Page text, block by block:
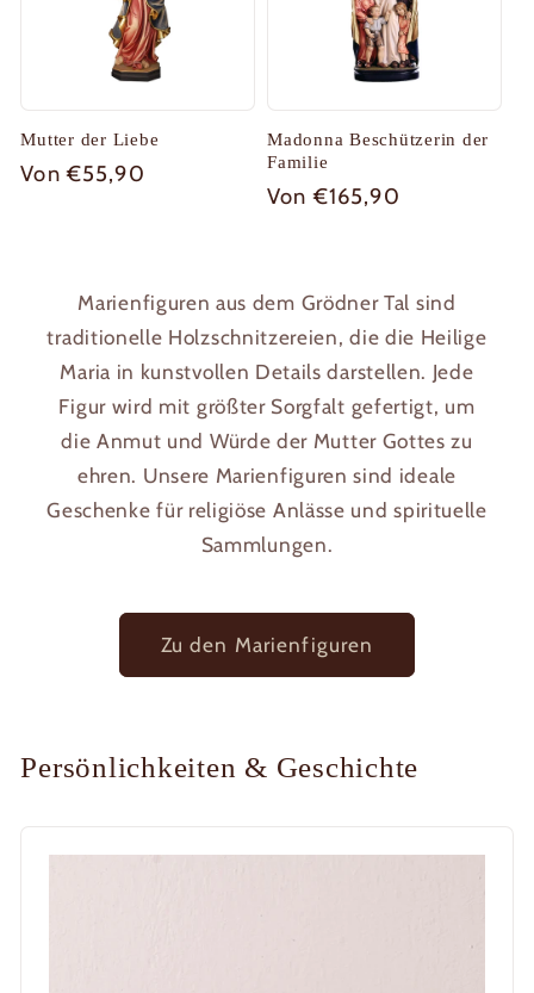
Mutter der Liebe
Normaler
Von €55,90
Madonna Beschützerin der
Familie
Normaler
Von €165,90
Marienfiguren aus dem Grödner Tal sind
traditionelle Holzschnitzereien, die die Heilige
Maria in kunstvollen Details darstellen. Jede
Figur wird mit größter Sorgfalt gefertigt, um
die Anmut und Würde der Mutter Gottes zu
ehren. Unsere Marienfiguren sind ideale
Geschenke für religiöse Anlässe und spirituelle
Sammlungen.
Zu den Marienfiguren
Persönlichkeiten & Geschichte